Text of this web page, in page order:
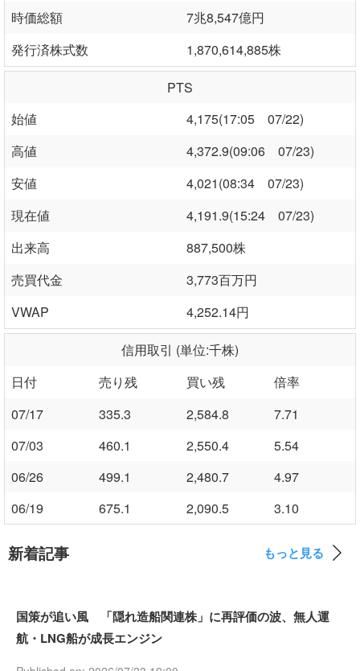
時価総額
7兆8,547億円
発行済株式数
1,870,614,885株
PTS
始値
4,175(17:05 07/22)
高値
4,372.9(09:06 07/23)
安値
4,021(08:34 07/23)
現在値
4,191.9(15:24 07/23)
出来高
887,500株
売買代金
3,773百万円
VWAP
4,252.14円
信用取引 (単位:千株)
日付
売り残 買い残
倍率
07/17
335.3 2,584.8
7.71
07/03
460.1 2,550.4
5.54
06/26
499.1 2,480.7
4.97
06/19
675.1 2,090.5 3.10
新着記事 もっと見る
国策が追い風 「隠れ造船関連株」に再評価の波、無人運
航・LNG船が成長エンジン